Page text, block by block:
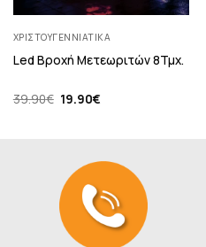
ΧΡΙΣΤΟΥΓΕΝΝΙΆΤΙΚΑ
Led Βροχή Μετεωριτών 8Τμχ.
39.90€ Original
19.90€Η